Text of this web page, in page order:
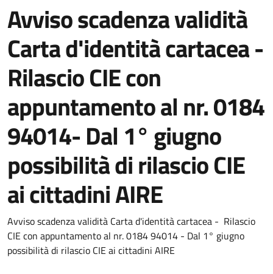
Avviso scadenza validità
Carta d'identità cartacea -
Rilascio CIE con
appuntamento al nr. 0184
94014- Dal 1° giugno
possibilità di rilascio CIE
ai cittadini AIRE
Avviso scadenza validità Carta d'identità cartacea - Rilascio
CIE con appuntamento al nr. 0184 94014 - Dal 1° giugno
possibilità di rilascio CIE ai cittadini AIRE